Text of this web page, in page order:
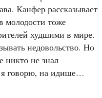
Канфер рассказывает
молодости тоже
худшими в мире.
недовольство. Но
никто не знал
я говорю, на идише…